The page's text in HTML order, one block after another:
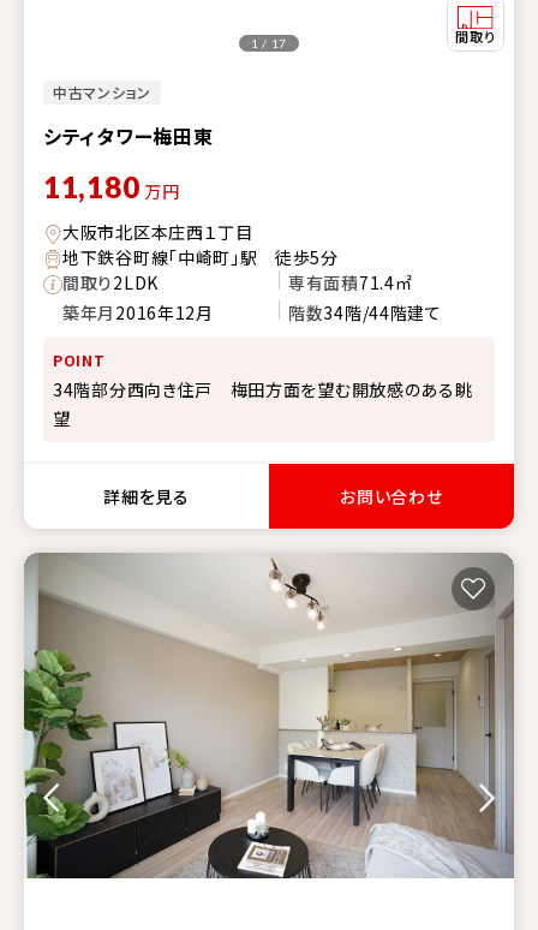
中古マンション
シティタワー梅田東
1 / 17
11,180 万円
大阪市北区本庄西１丁目
地下鉄谷町線「中崎町」駅 徒歩5分
間取り2LDK 専有面積71.4㎡
築年月 2016年12月 階数34階/44階建て
POINT
34階部分西向き住戸 梅田方面を望む開放感のある眺
望
詳細を見る お問い合わせ